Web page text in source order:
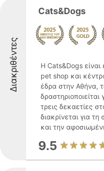
Διακριθέντες
Cats&Dogs
Η Cats&Dogs
pet shop και
έδρα στην Αθήνα,
τρεις δεκαετίες
διακρίνεται για
και την
9.5